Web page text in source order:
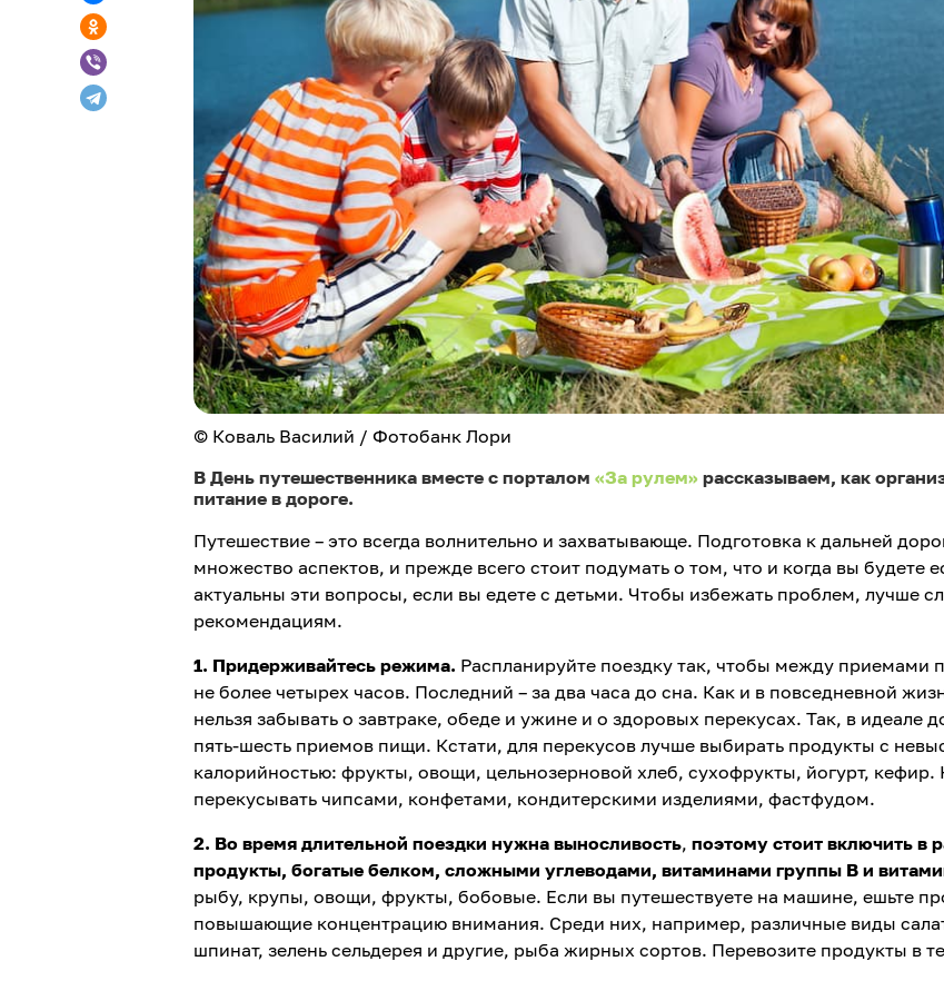
© Коваль Василий / Фотобанк Лори
В День путешественника вместе с порталом «За рулем»рассказываем, как
питание в дороге.
Путешествие – это всегда волнительно и захватывающе. Подготовка к дальней
множество аспектов, и прежде всего стоит подумать о том, что и когда вы будете
актуальны эти вопросы, если вы едете с детьми. Чтобы избежать проблем, лучше
рекомендациям.
1. Придерживайтесь режима. Распланируйте поездку так, чтобы между приемами
не более четырех часов. Последний – за два часа до сна. Как и в повседневной
нельзя забывать о завтраке, обеде и ужине и о здоровых перекусах. Так, в идеале
пять-шесть приемов пищи. Кстати, для перекусов лучше выбирать продукты с
калорийностью: фрукты, овощи, цельнозерновой хлеб, сухофрукты, йогурт, кефир.
перекусывать чипсами, конфетами, кондитерскими изделиями, фастфудом.
2. Во время длительной поездки нужна выносливость, поэтому стоит включить в
продукты, богатые белком, сложными углеводами, витаминами группы В и
рыбу, крупы, овощи, фрукты, бобовые. Если вы путешествуете на машине, ешьте
повышающие концентрацию внимания. Среди них, например, различные виды
шпинат, зелень сельдерея и другие, рыба жирных сортов. Перевозите продукты в